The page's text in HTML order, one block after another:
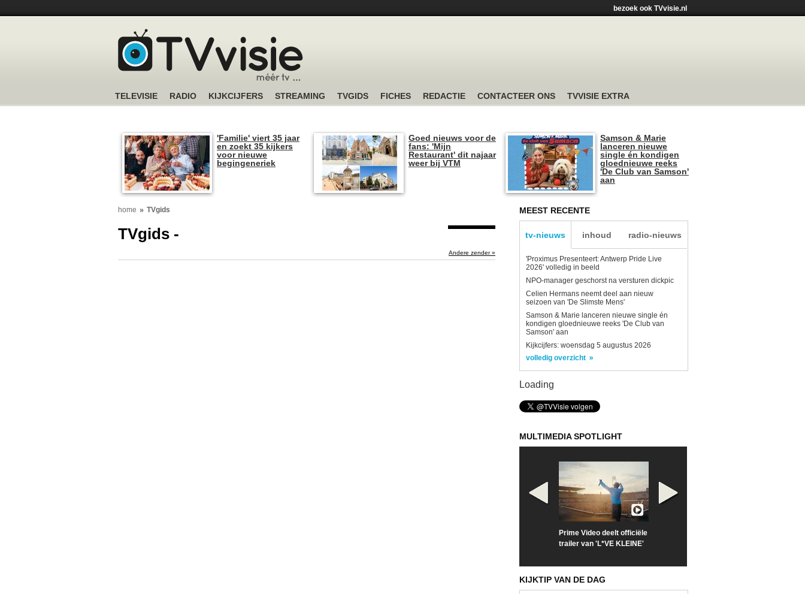
bezoek ook TVvisie.nl
TELEVISIE RADIO KIJKCIJFERS STREAMING TVGIDS FICHES REDACTIE CONTACTEER ONS TVVISIE EXTRA
'Familie' viert 35 jaar
en zoekt 35 kijkers
voor nieuwe
begingeneriek
Goed nieuws voor de
fans: 'Mijn
Restaurant' dit najaar
weer bij VTM
Samson & Marie
lanceren nieuwe
single én kondigen
gloednieuwe reeks
'De Club van Samson'
aan
home TVgids
TVgids -
Andere zender »
MEEST RECENTE
tv-nieuws inhoud radio-nieuws
'Proximus Presenteert: Antwerp Pride Live
2026' volledig in beeld
NPO-manager geschorst na versturen dickpic
Celien Hermans neemt deel aan nieuw
seizoen van 'De Slimste Mens'
Samson & Marie lanceren nieuwe single én
kondigen gloednieuwe reeks 'De Club van
Samson' aan
Kijkcijfers: woensdag 5 augustus 2026
volledig overzicht
Loading
MULTIMEDIA SPOTLIGHT
Prime Video deelt officiële
trailer van 'L*VE KLEINE'
KIJKTIP VAN DE DAG